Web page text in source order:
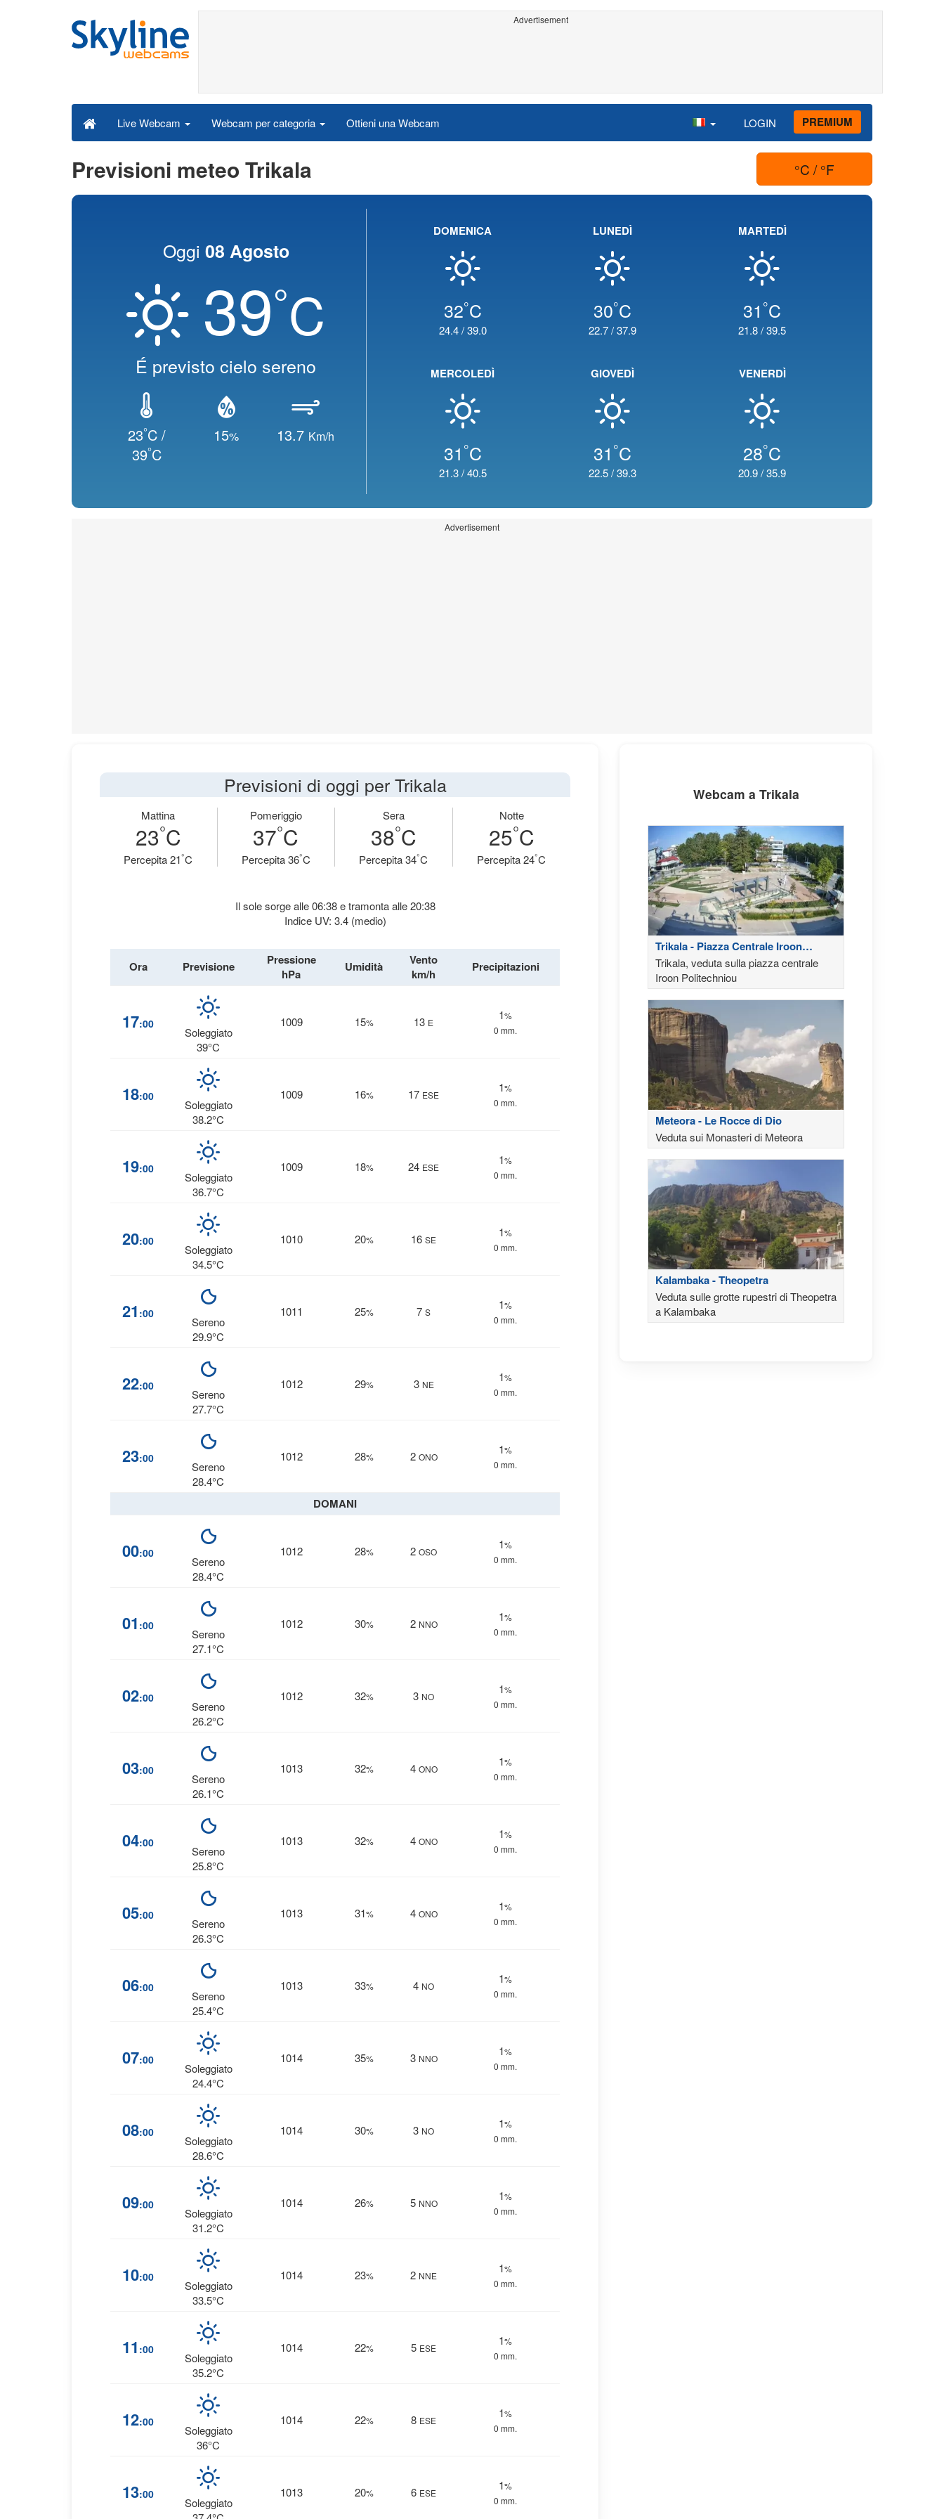
Advertisement
Live Webcam Webcam per categoria Ottieni una Webcam LOGIN PREMIUM
Previsioni meteo Trikala °C / °F
Oggi 08 Agosto
39°C
É previsto cielo sereno
23°C /
39°C
15% 13.7 Km/h
DOMENICA
32°C
24.4/39.0
LUNEDÌ
30°C
22.7/37.9
MARTEDÌ
31 °C
21.8/39.5
MERCOLEDÌ
31 °C
21.3/40.5
GIOVEDÌ
31 °C
22.5/39.3
VENERDÌ
28°C
20.9/35.9
Advertisement
Previsioni di oggi per Trikala
Mattina
23°C
Percepita 21°C
Pomeriggio
37°C
Percepita 36°C
Sera
38°C
Percepita 34°C
Notte
25°C
Percepita 24°C
Il sole sorge alle 06:38 e tramonta alle 20:38
Indice UV: 3.4 (medio)
Ora Previsione
Pressione
hPa
Umidità
Vento
km/h
Precipitazioni
17:00
Soleggiato
39°C
1009 15% 13 E
1%
0 mm.
18:00
Soleggiato
38.2°C
1009 16% 17 ESE
1%
0 mm.
19:00
Soleggiato
36.7°C
1009 18% 24 ESE
1%
0 mm.
20:00
Soleggiato
34.5°C
1010 20% 16 SE
1%
0 mm.
21 :00
Sereno
29.9°C
1011 25% 7 S
1%
0 mm.
22:00
Sereno
27.7°C
1012 29% 3 NE
1%
0 mm.
23:00
Sereno
28.4°C
1012 28% 2 ONO
1%
0 mm.
DOMANI
00:00
Sereno
28.4°C
1012 28% 2 OSO
1%
0 mm.
01 :00
Sereno
27.1°C
1012 30% 2 NNO
1%
0 mm.
02:00
Sereno
26.2°C
1012 32% 3 NO
1%
0 mm.
03:00
Sereno
26.1°C
1013 32% 4 ONO
1%
0 mm.
04:00
Sereno
25.8°C
1013 32% 4 ONO
1%
0 mm.
05:00
Sereno
26.3°C
1013 31% 4 ONO
1%
0 mm.
06:00
Sereno
25.4°C
1013 33% 4 NO
1%
0 mm.
07:00
Soleggiato
24.4°C
1014 35% 3 NNO
1%
0 mm.
08:00
Soleggiato
28.6°C
1014 30% 3 NO
1%
0 mm.
09:00
Soleggiato
31.2°C
1014 26% 5 NNO
1%
0 mm.
10:00
Soleggiato
33.5°C
1014 23% 2 NNE
1%
0 mm.
11 :00
Soleggiato
35.2°C
1014 22% 5 ESE
1%
0 mm.
12:00
Soleggiato
36°C
1014 22% 8 ESE
1%
0 mm.
13:00
Soleggiato
1013 20% 6 ESE
1%
0 mm.
Webcam a Trikala
Trikala - Piazza Centrale Iroon
Politechniou
Trikala, veduta sulla piazza centrale
Iroon Politechniou
Meteora - Le Rocce di Dio
Veduta sui Monasteri di Meteora
Kalambaka - Theopetra
Veduta sulle grotte rupestri di Theopetra
a Kalambaka